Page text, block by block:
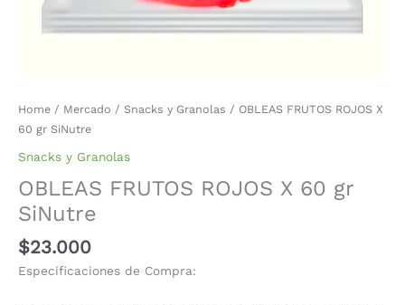
Home / Mercado / Snacks y Granolas / OBLEAS FRUTOS ROJOS X
60 gr SiNutre
Snacks y Granolas
OBLEAS FRUTOS ROJOS X 60 gr
SiNutre
$23.000
Especificaciones de Compra: